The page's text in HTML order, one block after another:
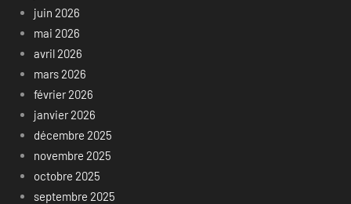
juin 2026
mai 2026
avril 2026
mars 2026
février 2026
janvier 2026
décembre 2025
novembre 2025
octobre 2025
septembre 2025